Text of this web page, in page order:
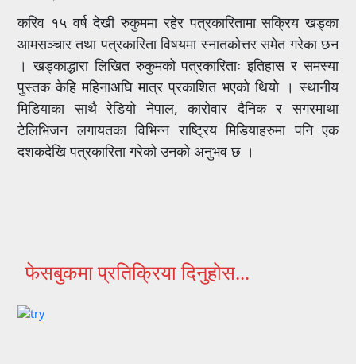
करिव १५ वर्ष देखी रुकुममा रहेर पत्रकारितामा सक्रिय खड्का
आमसञ्चार तथा पत्रकारिता विषयमा स्नातकोत्तर समेत गरेका छन
। खड्काद्धारा लिखित रुकुमको पत्रकारिताः इतिहास र समस्या
पुस्तक केहि महिनाअघि मात्र प्रकाशित भएको थियो । स्थानीय
मिडियाका साथै रेडियो नेपाल, कारोवार दैनिक र सगरमाथा
टेलिभिजन लगायतका विभिन्न राष्ट्रिय मिडियाहरुमा पनि एक
दशकदेखि पत्रकारिता गरेको उनको अनुभव छ ।
फेसबुकमा प्रतिक्रिया दिनुहोस...